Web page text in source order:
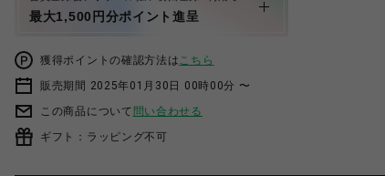
最大1,500円分ポイント進呈
獲得ポイントの確認方法はこちら
販売期間 2025年01月30日 00時00分 〜
この商品について 問い合わせる
ギフト：ラッピング不可